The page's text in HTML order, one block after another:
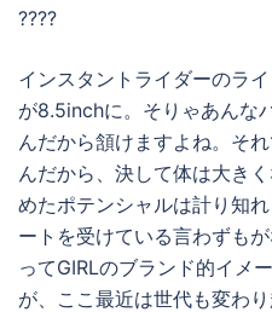
????
インスタントライダーのラ
が8.5inchに。そりゃあんな
んだから頷けますよね。そ
んだから、決して体は大き
めたポテンシャルは計り知
ートを受けている言わずも
ってGIRLのブランド的イメ
が、ここ最近は世代も変わ